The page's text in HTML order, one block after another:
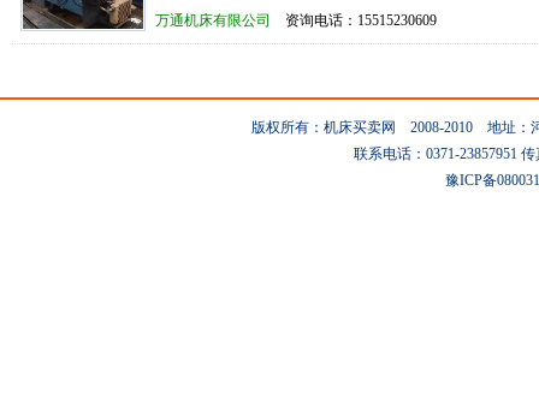
万通机床有限公司
资询电话：15515230609
版权所有：机床买卖网 2008-2010 地址：
联系电话：0371-23857951
豫ICP备